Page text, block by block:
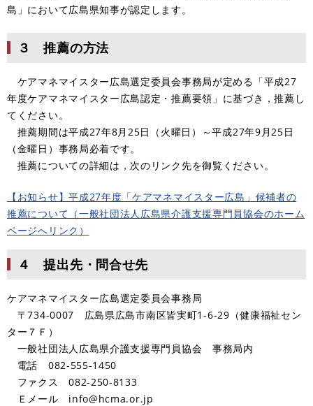
島」において広島県知事が認定します。
３ 推薦の方法
ケアマネマイスター広島選定委員会事務局が定める「平成27
年度ケアマネマイスター広島認定・推薦要領」に基づき，推薦し
てください。
推薦期間は平成27年8月25日（火曜日）～平成27年9月25日
（金曜日）事務局必着です。
推薦についての詳細は，次のリンク先を御覧ください。
【お知らせ】平成27年度「ケアマネマイスター広島」候補者の
推薦について（一般社団法人広島県介護支援専門員協会のホーム
ページへリンク）
４ 提出先・問合せ先
ケアマネマイスター広島選定委員会事務局
〒734-0007 広島県広島市南区皆実町1-6-29（健康福祉セン
ター７Ｆ）
一般社団法人広島県介護支援専門員協会 事務局内
電話 082-555-1450
ファクス 082-250-8133
Ｅメール info@hcma.or.jp